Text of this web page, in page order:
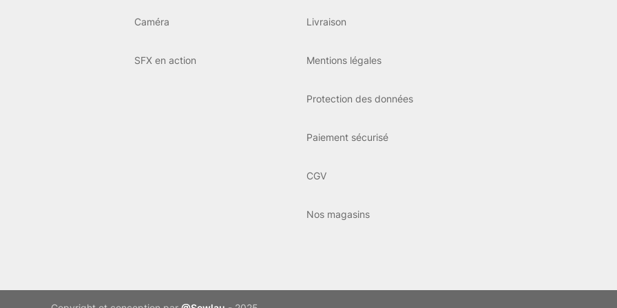
Caméra
SFX en action
Livraison
Mentions légales
Protection des données
Paiement sécurisé
CGV
Nos magasins